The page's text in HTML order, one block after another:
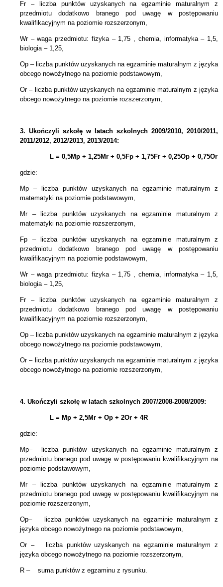
Fr – liczba punktów uzyskanych na egzaminie maturalnym z
przedmiotu dodatkowo branego pod uwagę w postępowaniu
kwalifikacyjnym na poziomie rozszerzonym,
Wr – waga przedmiotu: fizyka – 1,75 , chemia, informatyka – 1,5,
biologia – 1,25,
Op – liczba punktów uzyskanych na egzaminie maturalnym z języka
obcego nowożytnego na poziomie podstawowym,
Or – liczba punktów uzyskanych na egzaminie maturalnym z języka
obcego nowożytnego na poziomie rozszerzonym,
3. Ukończyli szkołę w latach szkolnych 2009/2010, 2010/2011,
2011/2012, 2012/2013, 2013/2014:
L = 0,5Mp + 1,25Mr + 0,5Fp + 1,75Fr + 0,25Op + 0,75Or
gdzie:
Mp – liczba punktów uzyskanych na egzaminie maturalnym z
matematyki na poziomie podstawowym,
Mr – liczba punktów uzyskanych na egzaminie maturalnym z
matematyki na poziomie rozszerzonym,
Fp – liczba punktów uzyskanych na egzaminie maturalnym z
przedmiotu dodatkowo branego pod uwagę w postępowaniu
kwalifikacyjnym na poziomie podstawowym,
Wr – waga przedmiotu: fizyka – 1,75 , chemia, informatyka – 1,5,
biologia – 1,25,
Fr – liczba punktów uzyskanych na egzaminie maturalnym z
przedmiotu dodatkowo branego pod uwagę w postępowaniu
kwalifikacyjnym na poziomie rozszerzonym,
Op – liczba punktów uzyskanych na egzaminie maturalnym z języka
obcego nowożytnego na poziomie podstawowym,
Or – liczba punktów uzyskanych na egzaminie maturalnym z języka
obcego nowożytnego na poziomie rozszerzonym,
4. Ukończyli szkołę w latach szkolnych 2007/2008-2008/2009:
L = Mp + 2,5Mr + Op + 2Or + 4R
gdzie:
Mp– liczba punktów uzyskanych na egzaminie maturalnym z
przedmiotu branego pod uwagę w postępowaniu kwalifikacyjnym na
poziomie podstawowym,
Mr – liczba punktów uzyskanych na egzaminie maturalnym z
przedmiotu branego pod uwagę w postępowaniu kwalifikacyjnym na
poziomie rozszerzonym,
Op– liczba punktów uzyskanych na egzaminie maturalnym z
języka obcego nowożytnego na poziomie podstawowym,
Or – liczba punktów uzyskanych na egzaminie maturalnym z
języka obcego nowożytnego na poziomie rozszerzonym,
R – suma punktów z egzaminu z rysunku.